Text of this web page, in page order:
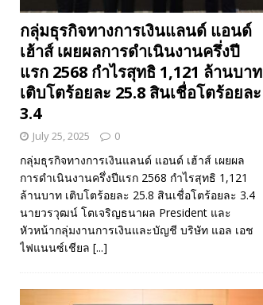
กลุ่มธุรกิจทางการเงินแลนด์ แอนด์
เฮ้าส์ เผยผลการดำเนินงานครึ่งปี
แรก 2568 กำไรสุทธิ 1,121 ล้านบาท
เติบโตร้อยละ 25.8 สินเชื่อโตร้อยละ
3.4
July 25, 2025 0
กลุ่มธุรกิจทางการเงินแลนด์ แอนด์ เฮ้าส์ เผยผล
การดำเนินงานครึ่งปีแรก 2568 กำไรสุทธิ 1,121
ล้านบาท เติบโตร้อยละ 25.8 สินเชื่อโตร้อยละ 3.4
นายวรวุฒน์ โตเจริญธนาผล President และ
หัวหน้ากลุ่มงานการเงินและบัญชี บริษัท แอล เอช
ไฟแนนซ์เชียล [...]